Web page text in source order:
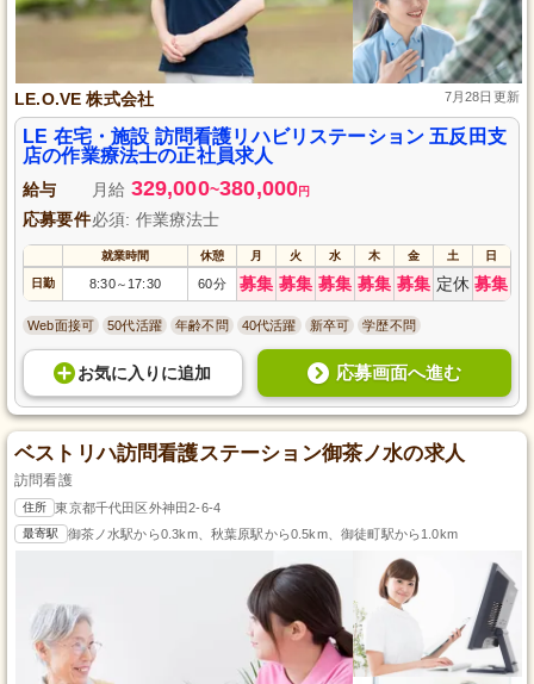
LE.O.VE 株式会社 7月28日更新
LE 在宅・施設 訪問看護リハビリステーション 五反田支
店の作業療法士の正社員求人
給与 月給 329,000~380,000円
応募要件必須: 作業療法士
就業時間 休憩 月 火 水 木 金 土 日
日勤 8:30～ 17:30 60分 募集 募集 募集 募集 募集 定休 募集
Web面接可 50代活躍 年齢不問 40代活躍 新卒可 学歴不問
お気に入り に追加 応募画面へ進む
ベストリハ訪問看護ステーション御茶ノ水の求人
訪問看護
住所 東京都千代田区外神田2-6-4
最寄駅 御茶ノ水駅から0.3km、秋葉原駅から0.5km、御徒町駅から1.0km